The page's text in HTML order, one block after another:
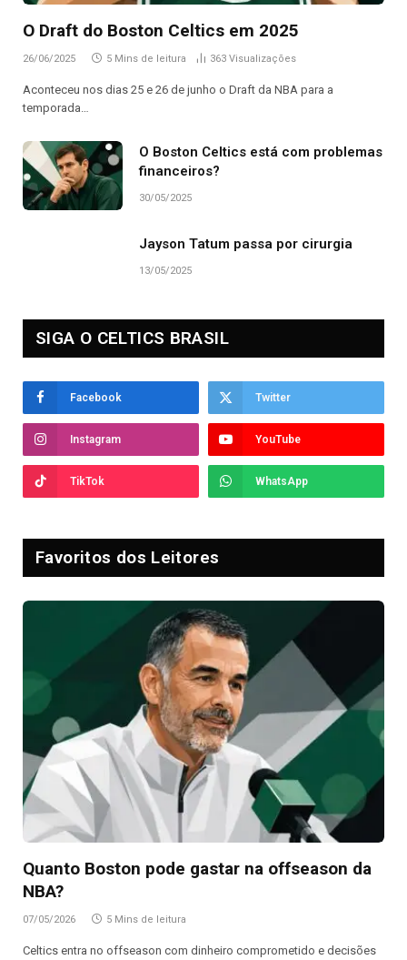
O Draft do Boston Celtics em 2025
26/06/2025 5 Mins de leitura 363 Visualizações
Aconteceu nos dias 25 e 26 de junho o Draft da NBA para a
temporada…
O Boston Celtics está com problemas
financeiros?
30/05/2025
Jayson Tatum passa por cirurgia
13/05/2025
SIGA O CELTICS BRASIL
Facebook Twitter
Instagram YouTube
TikTok WhatsApp
Favoritos dos Leitores
Quanto Boston pode gastar na offseason da
NBA?
07/05/2026 5 Mins de leitura
Celtics entra no offseason com dinheiro comprometido e decisões